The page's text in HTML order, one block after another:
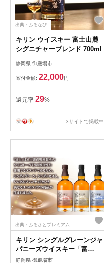
出典：ふるなび
キリン ウイスキー 富士山麓
シグニチャーブレンド 700ml
静岡県 御殿場市
寄付金額: 22,000円
還元率 29%
3サイトで掲載中
出典：ふるさとプレミアム
キリン シングルグレーンジャ
パニーズウイスキー「富
士」 700ml【お酒 ウイスキ
静岡県 御殿場市